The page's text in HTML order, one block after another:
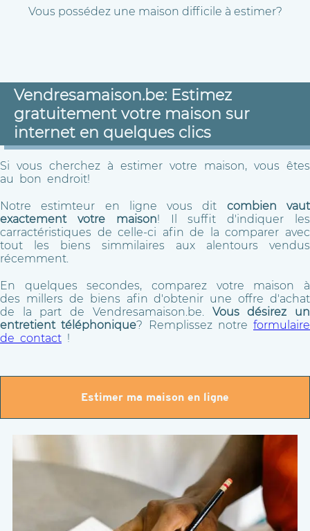
Vous possédez une maison difficile à estimer?
Vendresamaison.be: Estimez
gratuitement votre maison sur
internet en quelques clics
Si vous cherchez à estimer votre maison, vous êtes
au bon endroit!
Notre estimteur en ligne vous dit combien vaut
exactement votre maison! Il suffit d'indiquer les
carractéristiques de celle-ci afin de la comparer avec
tout les biens simmilaires aux alentours vendus
récemment.
En quelques secondes, comparez votre maison à
des millers de biens afin d'obtenir une offre d'achat
de la part de Vendresamaison.be. Vous désirez un
entretient téléphonique? Remplissez notre formulaire
de contact !
Estimer ma maison en ligne